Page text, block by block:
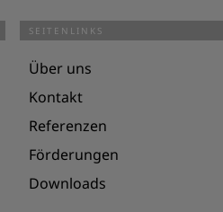
SEITENLINKS
Über uns
Kontakt
Referenzen
Förderungen
Downloads